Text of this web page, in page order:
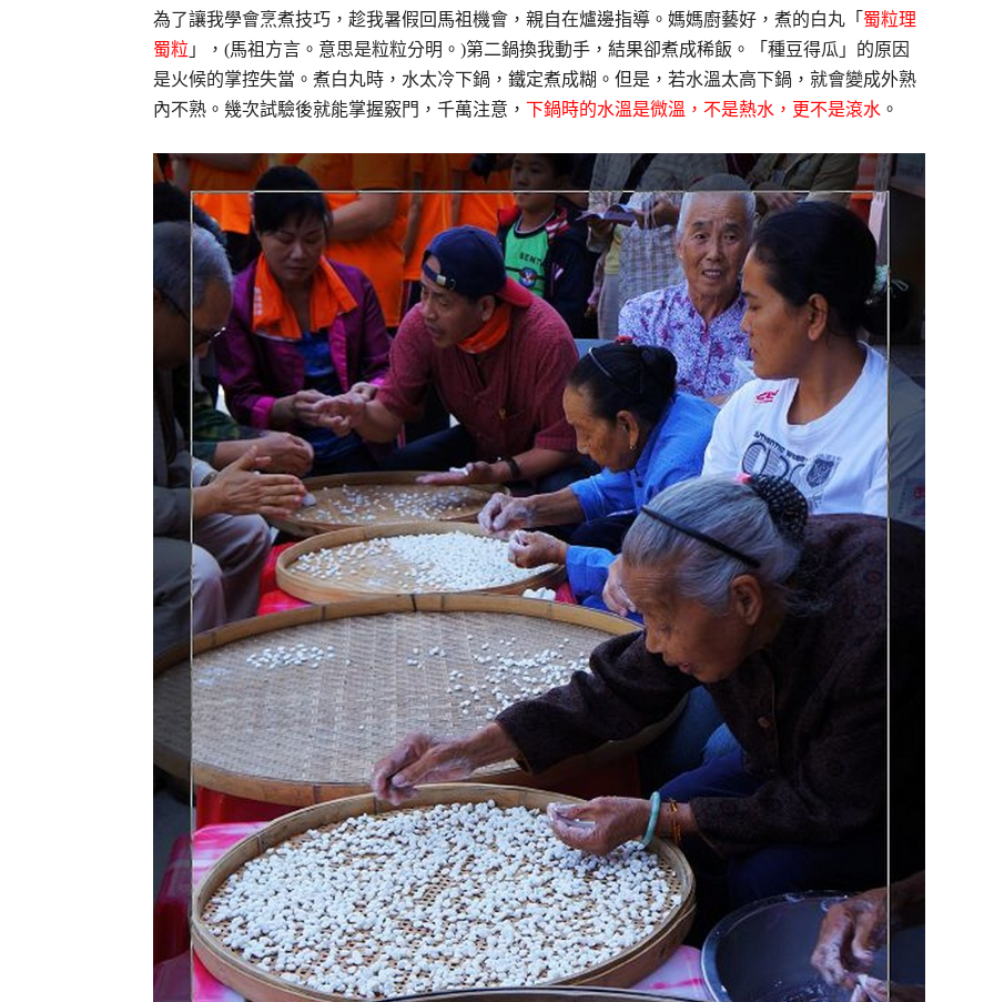
為了讓我學會烹煮技巧，趁我暑假回馬祖機會，親自在爐邊指導。媽媽廚藝好，煮的白丸「 蜀粒理
蜀粒 」，(馬祖方言。意思是粒粒分明。)第二鍋換我動手，結果卻煮成稀飯。「種豆得瓜」的原因
是火候的掌控失當。煮白丸時，水太冷下鍋，鐵定煮成糊。但是，若水溫太高下鍋，就會變成外熟
內不熟。幾次試驗後就能掌握竅門，千萬注意， 下鍋時的水溫是微溫，不是熱水，更不是滾水 。